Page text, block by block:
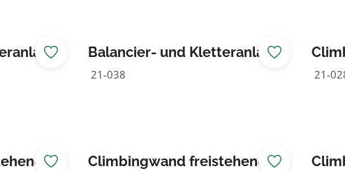
Balancier- und Kletteranlage
Westenfeld
21-038
90°
21-
Climbingwand freistehend